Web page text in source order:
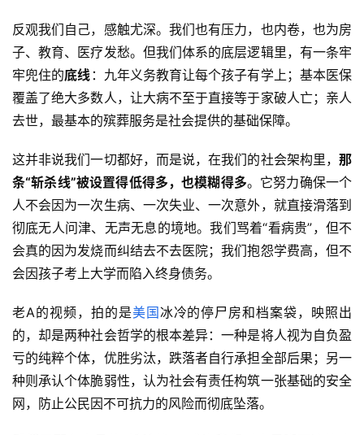
反观我们自己，感触尤深。我们也有压力，也内卷，也为房
子、教育、医疗发愁。但我们体系的底层逻辑里，有一条牢
牢兜住的底线 ：九年义务教育让每个孩子有学上；基本医保
覆盖了绝大多数人，让大病不至于直接等于家破人亡；亲人
去世，最基本的殡葬服务是社会提供的基础保障。
这并非说我们一切都好，而是说，在我们的社会架构里， 那
条“斩杀线”被设置得低得多，也模糊得多。它努力确保一个
人不会因为一次生病、一次失业、一次意外，就直接滑落到
彻底无人问津、无声无息的境地。我们骂着“看病贵”，但不
会真的因为发烧而纠结去不去医院；我们抱怨学费高，但不
会因孩子考上大学而陷入终身债务。
老A的视频，拍的是美国冰冷的停尸房和档案袋，映照出
的，却是两种社会哲学的根本差异：一种是将人视为自负盈
亏的纯粹个体，优胜劣汰，跌落者自行承担全部后果；另一
种则承认个体脆弱性，认为社会有责任构筑一张基础的安全
网，防止公民因不可抗力的风险而彻底坠落。